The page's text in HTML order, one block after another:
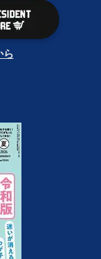
ら